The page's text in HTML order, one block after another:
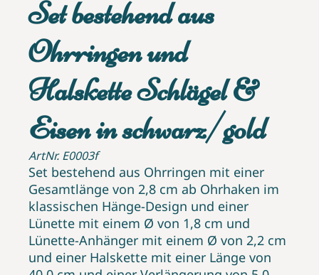
Set bestehend aus
Ohrringen und
Halskette Schlägel &
Eisen in schwarz/gold
ArtNr. E0003f
Set bestehend aus Ohrringen mit einer
Gesamtlänge von 2,8 cm ab Ohrhaken im
klassischen Hänge-Design und einer
Lünette mit einem Ø von 1,8 cm und
Lünette-Anhänger mit einem Ø von 2,2 cm
und einer Halskette mit einer Länge von